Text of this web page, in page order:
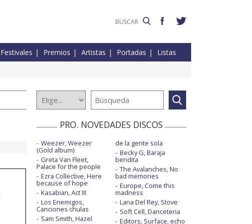
Festivales Premios Artistas Portadas Listas
PRO. NOVEDADES DISCOS
Weezer, Weezer
(Gold album)
Greta Van Fleet,
Palace for the people
Ezra Collective, Here
because of hope
Kasabian, Act III
Los Enemigos,
Canciones chulas
Sam Smith, Hazel
de la gente sola
Becky G, Baraja
bendita
The Avalanches, No
bad memories
Europe, Come this
madness
Lana Del Rey, Stove
Soft Cell, Danceteria
Editors, Surface, echo